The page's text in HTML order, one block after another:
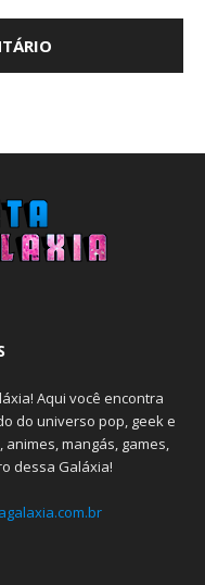
Aqui você encontra
do universo pop, geek e
mangás, games,
dessa Galáxia!